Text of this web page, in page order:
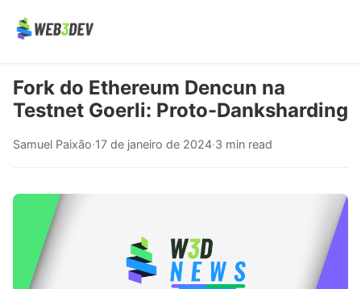
Fork do Ethereum Dencun na
Testnet Goerli: Proto-Danksharding
Samuel Paixão·17 de janeiro de 2024·3 min read